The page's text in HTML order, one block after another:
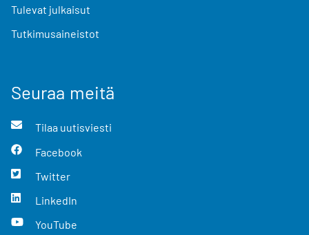
Tulevat julkaisut
Tutkimusaineistot
Seuraa meitä
Tilaa uutisviesti
Facebook
Twitter
LinkedIn
YouTube